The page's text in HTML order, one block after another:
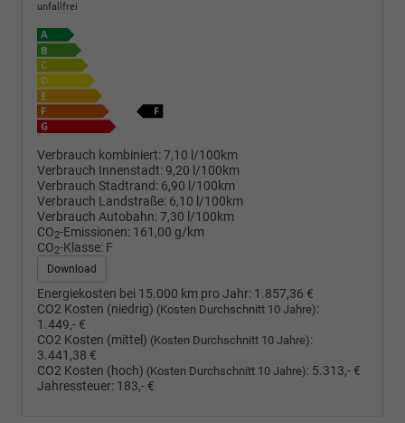
unfallfrei
Verbrauch kombiniert:7,10 l/100km
Verbrauch Innenstadt: 9,20 l/100km
Verbrauch Stadtrand: 6,90 l/100km
Verbrauch Landstraße: 6,10 l/100km
Verbrauch Autobahn:7,30 l/100km
CO2-Emissionen: 161,00 g/km
CO2-Klasse: F
Download
Energiekosten bei 15.000 km pro Jahr: 1.857,36 €
CO2 Kosten (niedrig) (Kosten Durchschnitt 10 Jahre):
1.449,- €
CO2 Kosten (mittel) (Kosten Durchschnitt 10 Jahre):
3.441,38 €
CO2 Kosten (hoch) (Kosten Durchschnitt 10 Jahre): 5.313,- €
Jahressteuer: 183,- €